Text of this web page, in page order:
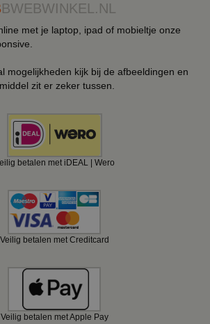
BWEBWINKEL.NL
met je laptop, ipad of mobieltje onze
mogelijkheden kijk bij de afbeeldingen en
zit er zeker tussen.
betalen met iDEAL | Wero
Veilig betalen met Creditcard
Veilig betalen met Apple Pay